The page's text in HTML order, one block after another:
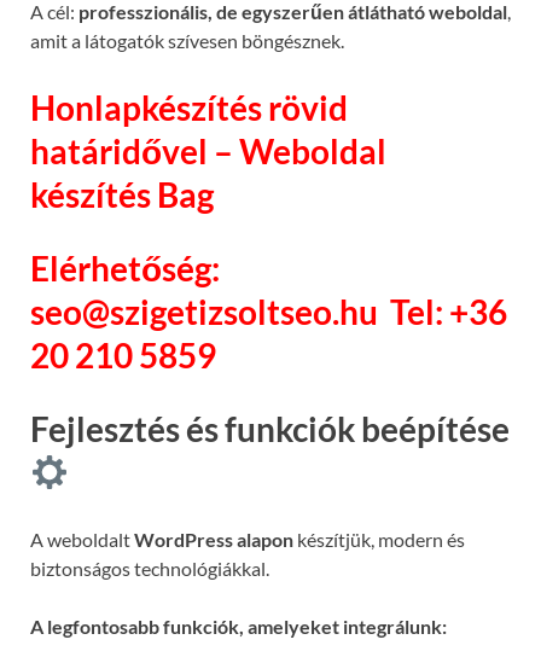
A cél: professzionális, de egyszerűen átlátható weboldal,
amit a látogatók szívesen böngésznek.
Honlapkészítés rövid
határidővel – Weboldal
készítés Bag
Elérhetőség:
seo@szigetizsoltseo.hu Tel: +36
20 210 5859
Fejlesztés és funkciók beépítése
A weboldaltWordPress alapon készítjük, modern és
biztonságos technológiákkal.
A legfontosabb funkciók, amelyeket integrálunk: